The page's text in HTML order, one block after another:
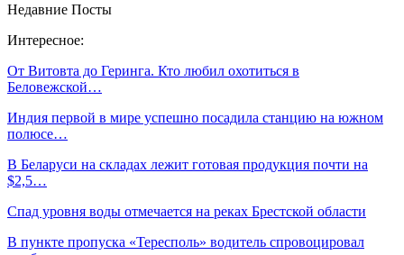
Недавние Посты
Интересное:
От Витовта до Геринга. Кто любил охотиться в
Беловежской…
Индия первой в мире успешно посадила станцию на южном
полюсе…
В Беларуси на складах лежит готовая продукция почти на
$2,5…
Спад уровня воды отмечается на реках Брестской области
В пункте пропуска «Тересполь» водитель спровоцировал